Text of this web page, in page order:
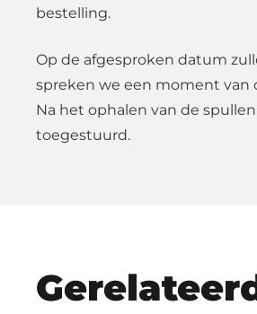
bestelling.
Op de afgesproken datum
spreken we een moment van
Na het ophalen van de
toegestuurd.